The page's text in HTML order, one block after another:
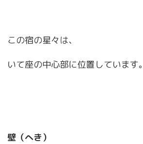
この宿の星々は、
いて座の中心部に位置しています。
壁（へき）